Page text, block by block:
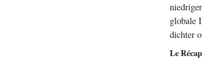
globale
dichter
Le Récap